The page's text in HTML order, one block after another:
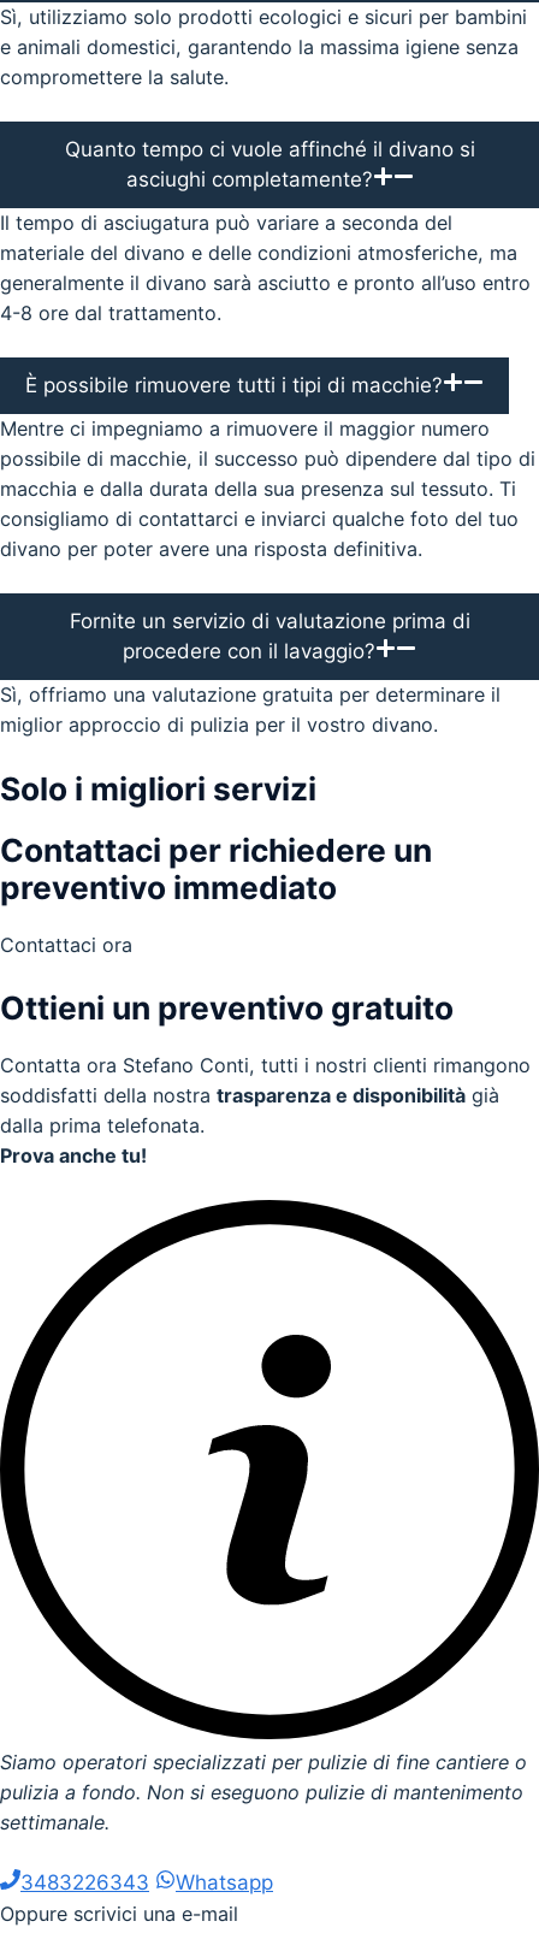
Sì, utilizziamo solo prodotti ecologici e sicuri per bambini
e animali domestici, garantendo la massima igiene senza
compromettere la salute.
Quanto tempo ci vuole affinché il divano si
asciughi completamente?
Il tempo di asciugatura può variare a seconda del
materiale del divano e delle condizioni atmosferiche, ma
generalmente il divano sarà asciutto e pronto all’uso entro
4-8 ore dal trattamento.
È possibile rimuovere tutti i tipi di macchie?
Mentre ci impegniamo a rimuovere il maggior numero
possibile di macchie, il successo può dipendere dal tipo di
macchia e dalla durata della sua presenza sul tessuto. Ti
consigliamo di contattarci e inviarci qualche foto del tuo
divano per poter avere una risposta definitiva.
Fornite un servizio di valutazione prima di
procedere con il lavaggio?
Sì, offriamo una valutazione gratuita per determinare il
miglior approccio di pulizia per il vostro divano.
Solo i migliori servizi
Contattaci per richiedere un
preventivo immediato
Contattaci ora
Ottieni un preventivo gratuito
Contatta ora Stefano Conti, tutti i nostri clienti rimangono
soddisfatti della nostra trasparenza e disponibilità già
dalla prima telefonata.
Prova anche tu!
Siamo operatori specializzati per pulizie di fine cantiere o
pulizia a fondo. Non si eseguono pulizie di mantenimento
settimanale.
3483226343
Whatsapp
Oppure scrivici una e-mail